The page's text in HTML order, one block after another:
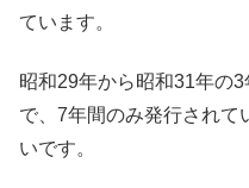
ています。
昭和29年から昭和31年の
で、7年間のみ発行されて
いです。